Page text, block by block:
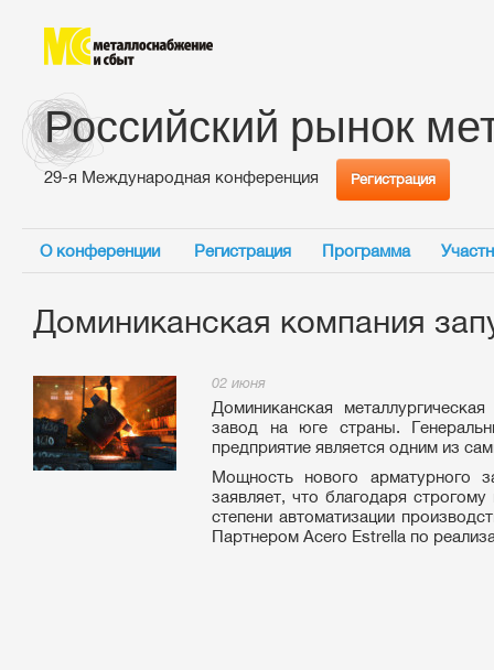
Российский рынок
29-я Международная конференция Регистрация
О конференции Регистрация Программа
Доминиканская компания
02 июня
Доминиканская
завод на юге страны.
предприятие является одним из
Мощность нового арматурного
заявляет, что благодаря
степени автоматизации
Партнером Acero Estrella по